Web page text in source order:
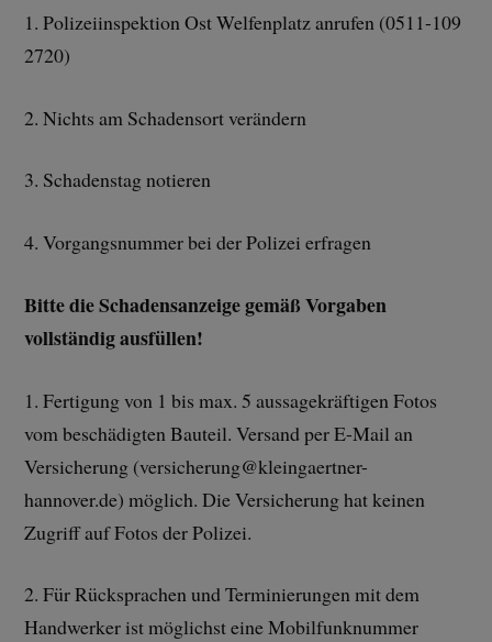
1. Polizeiinspektion Ost Welfenplatz anrufen (0511-109
2720)
2. Nichts am Schadensort verändern
3. Schadenstag notieren
4. Vorgangsnummer bei der Polizei erfragen
Bitte die Schadensanzeige gemäß Vorgaben
vollständig ausfüllen!
1. Fertigung von 1 bis max. 5 aussagekräftigen Fotos
vom beschädigten Bauteil. Versand per E-Mail an
Versicherung (versicherung@kleingaertner-
hannover.de) möglich. Die Versicherung hat keinen
Zugriff auf Fotos der Polizei.
2. Für Rücksprachen und Terminierungen mit dem
Handwerker ist möglichst eine Mobilfunknummer